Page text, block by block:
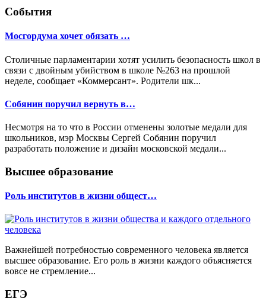
События
Мосгордума хочет обязать …
Столичные парламентарии хотят усилить безопасность школ в
связи с двойным убийством в школе №263 на прошлой
неделе, сообщает «Коммерсант». Родители шк...
Собянин поручил вернуть в…
Несмотря на то что в России отменены золотые медали для
школьников, мэр Москвы Сергей Собянин поручил
разработать положение и дизайн московской медали...
Высшее образование
Роль институтов в жизни общест…
Важнейшей потребностью современного человека является
высшее образование. Его роль в жизни каждого объясняется
вовсе не стремление...
ЕГЭ